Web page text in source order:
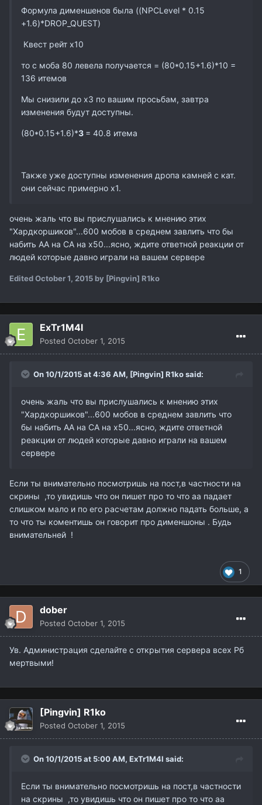
Формула дименшенов была ((NPCLevel * 0.15
+1.6)*DROP_QUEST)
Квест рейт х10
то с моба 80 левела получается = (80*0.15+1.6)*10 =
136 итемов
Мы снизили до х3 по вашим просьбам, завтра
изменения будут доступны.
(80*0.15+1.6)*3 = 40.8 итема
Также уже доступны изменения дропа камней с кат.
они сейчас примерно х1.
очень жаль что вы прислушались к мнению этих
"Хардкоршиков"...600 мобов в среднем завлить что бы
набить АА на СА на х50...ясно, ждите ответной реакции от
людей которые давно играли на вашем сервере
EditedOctober 1, 2015 by [Pingvin] R1ko
ExTr1M4l
Posted October 1, 2015
On 10/1/2015 at 4:36 AM, [Pingvin] R1kosaid:
очень жаль что вы прислушались к мнению этих
"Хардкоршиков"...600 мобов в среднем завлить что
бы набить АА на СА на х50...ясно, ждите ответной
реакции от людей которые давно играли на вашем
сервере
Если ты внимательно посмотришь на пост,в частности на
скрины ,то увидишь что он пишет про то что аа падает
слишком мало и по его расчетам должно падать больше, а
то что ты коментишь он говорит про дименшоны . Будь
внимательней !
1
dober
Posted October 1, 2015
Ув. Администрация сделайте с открытия сервера всех Рб
мертвыми!
[Pingvin] R1ko
Posted October 1, 2015
On 10/1/2015 at 5:00 AM, ExTr1M4l said:
Если ты внимательно посмотришь на пост,в частности
на скрины ,то увидишь что он пишет про то что аа